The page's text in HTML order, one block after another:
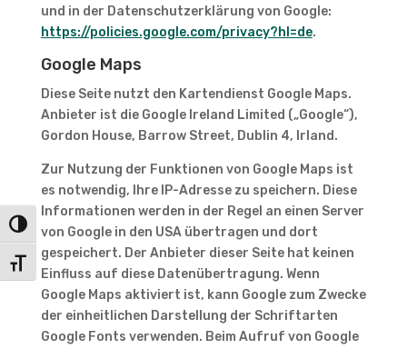
Umschalten auf hohe Kontraste
Schrift vergrößern
und in der Datenschutzerklärung von Google:
https://policies.google.com/privacy?hl=de.
Google Maps
Diese Seite nutzt den Kartendienst Google Maps.
Anbieter ist die Google Ireland Limited („Google“),
Gordon House, Barrow Street, Dublin 4, Irland.
Zur Nutzung der Funktionen von Google Maps ist
es notwendig, Ihre IP-Adresse zu speichern. Diese
Informationen werden in der Regel an einen Server
von Google in den USA übertragen und dort
gespeichert. Der Anbieter dieser Seite hat keinen
Einfluss auf diese Datenübertragung. Wenn
Google Maps aktiviert ist, kann Google zum Zwecke
der einheitlichen Darstellung der Schriftarten
Google Fonts verwenden. Beim Aufruf von Google